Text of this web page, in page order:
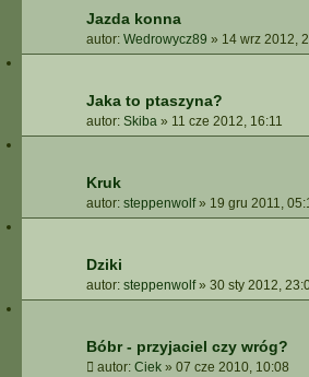
Jazda konna
autor: Wedrowycz89 » 14 wrz 2012,
Jaka to ptaszyna?
autor: Skiba » 11 cze 2012, 16:11
Kruk
autor: steppenwolf» 19 gru 2011,
Dziki
autor: steppenwolf» 30 sty 2012,
Bóbr - przyjaciel czy wróg?
autor: Ciek » 07 cze 2010, 10:08